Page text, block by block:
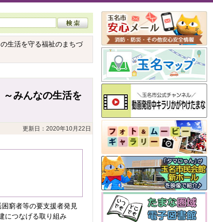
生活を守る福祉のまちづ
みんなの生活を
更新日：2020年10月22日
窮者等の要支援者発見
につなげる取り組み